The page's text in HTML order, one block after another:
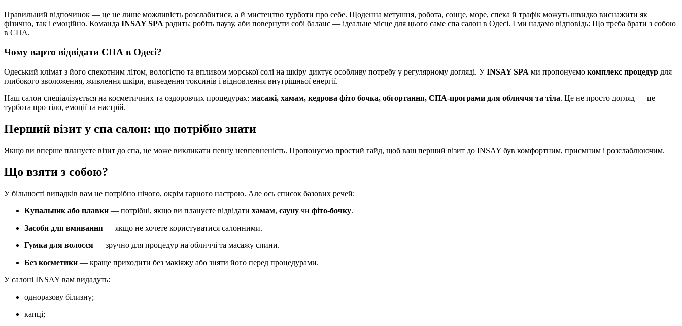
Правильний відпочинок — це не лише можливість розслабитися, а й мистецтво турботи про себе. Щоденна метушня, робота, сонце, море, спека й трафік можуть швидко виснажити як
фізично, так і емоційно. Команда INSAY SPA радить: робіть паузу, аби повернути собі баланс — ідеальне місце для цього саме спа салон в Одесі. І ми надамо відповідь: Що треба брати з собою
в СПА.
Чому варто відвідати СПА в Одесі?
Одеський клімат з його спекотним літом, вологістю та впливом морської солі на шкіру диктує особливу потребу у регулярному догляді. УINSAY SPA ми пропонуємо комплекс процедур для
глибокого зволоження, живлення шкіри, виведення токсинів і відновлення внутрішньої енергії.
Наш салон спеціалізується на косметичних та оздоровчих процедурах: масажі, хамам, кедрова фіто бочка, обгортання, СПА-програми для обличчя та тіла. Це не просто догляд — це
турбота про тіло, емоції та настрій.
Перший візит у спа салон: що потрібно знати
Якщо ви вперше плануєте візит до спа, це може викликати певну невпевненість. Пропонуємо простий гайд, щоб ваш перший візит до INSAY був комфортним, приємним і розслаблюючим.
Що взяти з собою?
У більшості випадків вам не потрібно нічого, окрім гарного настрою. Але ось список базових речей:
Купальник або плавки — потрібні, якщо ви плануєте відвідати хамам, сауну чи фіто-бочку.
Засоби для вмивання — якщо не хочете користуватися салонними.
Гумка для волосся — зручно для процедур на обличчі та масажу спини.
Без косметики — краще приходити без макіяжу або зняти його перед процедурами.
У салоні INSAY вам видадуть:
одноразову білизну;
капці;